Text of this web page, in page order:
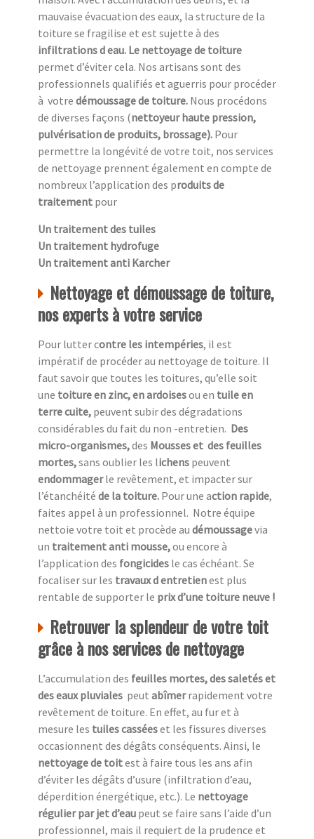
mauvaise évacuation des eaux, la structure de la
toiture se fragilise et est sujette à des
infiltrations d eau. Le nettoyage de toiture
permet d’éviter cela. Nos artisans sont des
professionnels qualifiés et aguerris pour procéder
à votre démoussage de toiture. Nous procédons
de diverses façons (nettoyeur haute pression,
pulvérisation de produits, brossage). Pour
permettre la longévité de votre toit, nos services
de nettoyage prennent également en compte de
nombreux l’application des produits de
traitement pour
Un traitement des tuiles
Un traitement hydrofuge
Un traitement anti Karcher
Nettoyage et démoussage de toiture,
nos experts à votre service
Pour lutter contre les intempéries, il est
impératif de procéder au nettoyage de toiture. Il
faut savoir que toutes les toitures, qu’elle soit
une toiture en zinc, en ardoisesou en tuile en
terre cuite, peuvent subir des dégradations
considérables du fait du non -entretien. Des
micro-organismes,des Mousses et des feuilles
mortes,sans oublier les lichens peuvent
endommagerle revêtement, et impacter sur
l’étanchéité de la toiture. Pour une action rapide,
faites appel à un professionnel. Notre équipe
nettoie votre toit et procède au démoussagevia
un traitement anti mousse,ou encore à
l’application des fongicides le cas échéant. Se
focaliser sur les travaux d entretienest plus
rentable de supporter le prix d’une toiture neuve !
Retrouver la splendeur de votre toit
grâce à nos services de nettoyage
L’accumulation des feuilles mortes, des saletés et
des eaux pluviales peut abîmerrapidement votre
revêtement de toiture. En effet, au fur et à
mesure les tuiles casséeset les fissures diverses
occasionnent des dégâts conséquents. Ainsi, le
nettoyage de toitest à faire tous les ans afin
d’éviter les dégâts d’usure (infiltration d’eau,
déperdition énergétique, etc.). Le nettoyage
régulier par jet d’eau peut se faire sans l’aide d’un
professionnel, mais il requiert de la prudence et